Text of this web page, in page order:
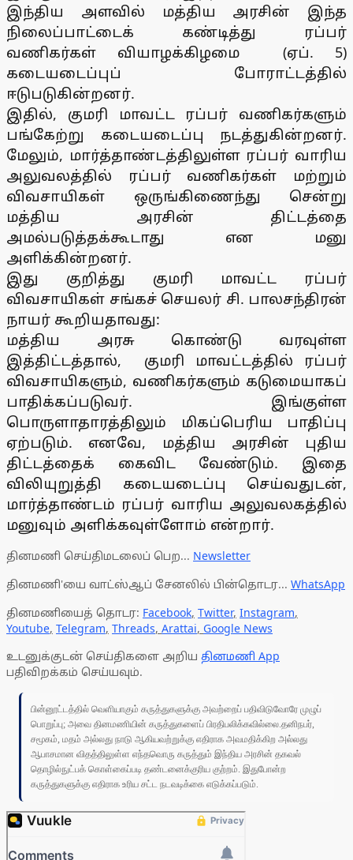
இந்திய அளவில் மத்திய அரசின் இந்த
நிலைப்பாட்டைக் கண்டித்து ரப்பர்
வணிகர்கள் வியாழக்கிழமை (ஏப். 5)
கடையடைப்புப் போராட்டத்தில்
ஈடுபடுகின்றனர்.
இதில், குமரி மாவட்ட ரப்பர் வணிகர்களும்
பங்கேற்று கடையடைப்பு நடத்துகின்றனர்.
மேலும், மார்த்தாண்டத்திலுள்ள ரப்பர் வாரிய
அலுவலத்தில் ரப்பர் வணிகர்கள் மற்றும்
விவசாயிகள் ஒருங்கிணைந்து சென்று
மத்திய அரசின் திட்டத்தை
அமல்படுத்தக்கூடாது என மனு
அளிக்கின்றனர்.
இது குறித்து குமரி மாவட்ட ரப்பர்
விவசாயிகள் சங்கச் செயலர் சி. பாலசந்திரன்
நாயர் கூறியதாவது:
மத்திய அரசு கொண்டு வரவுள்ள
இத்திட்டத்தால், குமரி மாவட்டத்தில் ரப்பர்
விவசாயிகளும், வணிகர்களும் கடுமையாகப்
பாதிக்கப்படுவர். இங்குள்ள
பொருளாதாரத்திலும் மிகப்பெரிய பாதிப்பு
ஏற்படும். எனவே, மத்திய அரசின் புதிய
திட்டத்தைக் கைவிட வேண்டும். இதை
விலியுறுத்தி கடையடைப்பு செய்வதுடன்,
மார்த்தாண்டம் ரப்பர் வாரிய அலுவலகத்தில்
மனுவும் அளிக்கவுள்ளோம் என்றார்.
தினமணி செய்திமடலைப் பெற... Newsletter
தினமணி'யை வாட்ஸ்ஆப் சேனலில் பின்தொடர... WhatsApp
தினமணியைத் தொடர: Facebook, Twitter, Instagram,
Youtube, Telegram, Threads, Arattai, Google News
உடனுக்குடன் செய்திகளை அறிய தினமணி App
பதிவிறக்கம் செய்யவும்.
பின்னூட்டத்தில் வெளியாகும் கருத்துகளுக்கு அவற்றைப் பதிவிடுவோரே முழுப்
பொறுப்பு; அவை தினமணியின் கருத்துகளைப் பிரதிபலிக்கவில்லை.தனிநபர்,
சமூகம், மதம் அல்லது நாடு ஆகியவற்றுக்கு எதிராக அவமதிக்கிற அல்லது
ஆபாசமான விதத்திலுள்ள எந்தவொரு கருத்தும் இந்திய அரசின் தகவல்
தொழில்நுட்பக் கொள்கைப்படி தண்டனைக்குரிய குற்றம். இதுபோன்ற
கருத்துகளுக்கு எதிராக உரிய சட்ட நடவடிக்கை எடுக்கப்படும்.